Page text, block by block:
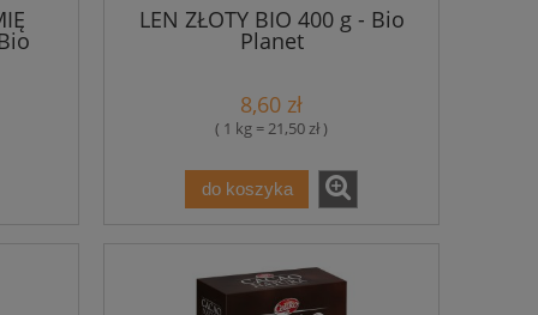
LEN ZŁOTY BIO 400 g - Bio
Planet
8,60 zł
( 1 kg = 21,50 zł )
do koszyka